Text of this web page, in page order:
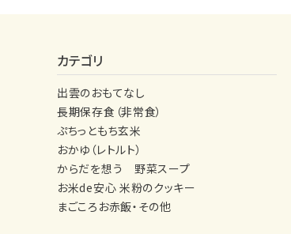
カテゴリ
出雲のおもてなし
長期保存食（非常食）
ぷちっともち玄米
おかゆ（レトルト）
からだを想う 野菜スープ
お米de安心 米粉のクッキー
まごころお赤飯・その他